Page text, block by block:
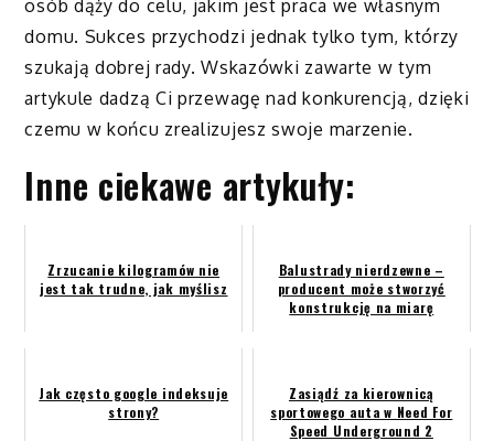
osób dąży do celu, jakim jest praca we własnym
domu. Sukces przychodzi jednak tylko tym, którzy
szukają dobrej rady. Wskazówki zawarte w tym
artykule dadzą Ci przewagę nad konkurencją, dzięki
czemu w końcu zrealizujesz swoje marzenie.
Inne ciekawe artykuły:
Zrzucanie kilogramów nie
jest tak trudne, jak myślisz
Balustrady nierdzewne –
producent może stworzyć
konstrukcję na miarę
Jak często google indeksuje
strony?
Zasiądź za kierownicą
sportowego auta w Need For
Speed Underground 2